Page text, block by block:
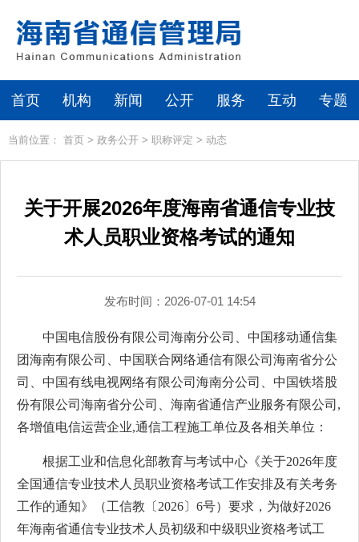
首页 机构 新闻 公开 服务 互动 专题
当前位置： 首页 > 政务公开 > 职称评定 > 动态
关于开展2026年度海南省通信专业技
术人员职业资格考试的通知
发布时间：2026-07-01 14:54
中国电信股份有限公司海南分公司、中国移动通信集
团海南有限公司、中国联合网络通信有限公司海南省分公
司、中国有线电视网络有限公司海南分公司、中国铁塔股
份有限公司海南省分公司、海南省通信产业服务有限公司,
各增值电信运营企业,通信工程施工单位及各相关单位：
根据工业和信息化部教育与考试中心《关于2026年度
全国通信专业技术人员职业资格考试工作安排及有关考务
工作的通知》（工信教〔2026〕6号）要求，为做好2026
年海南省通信专业技术人员初级和中级职业资格考试工